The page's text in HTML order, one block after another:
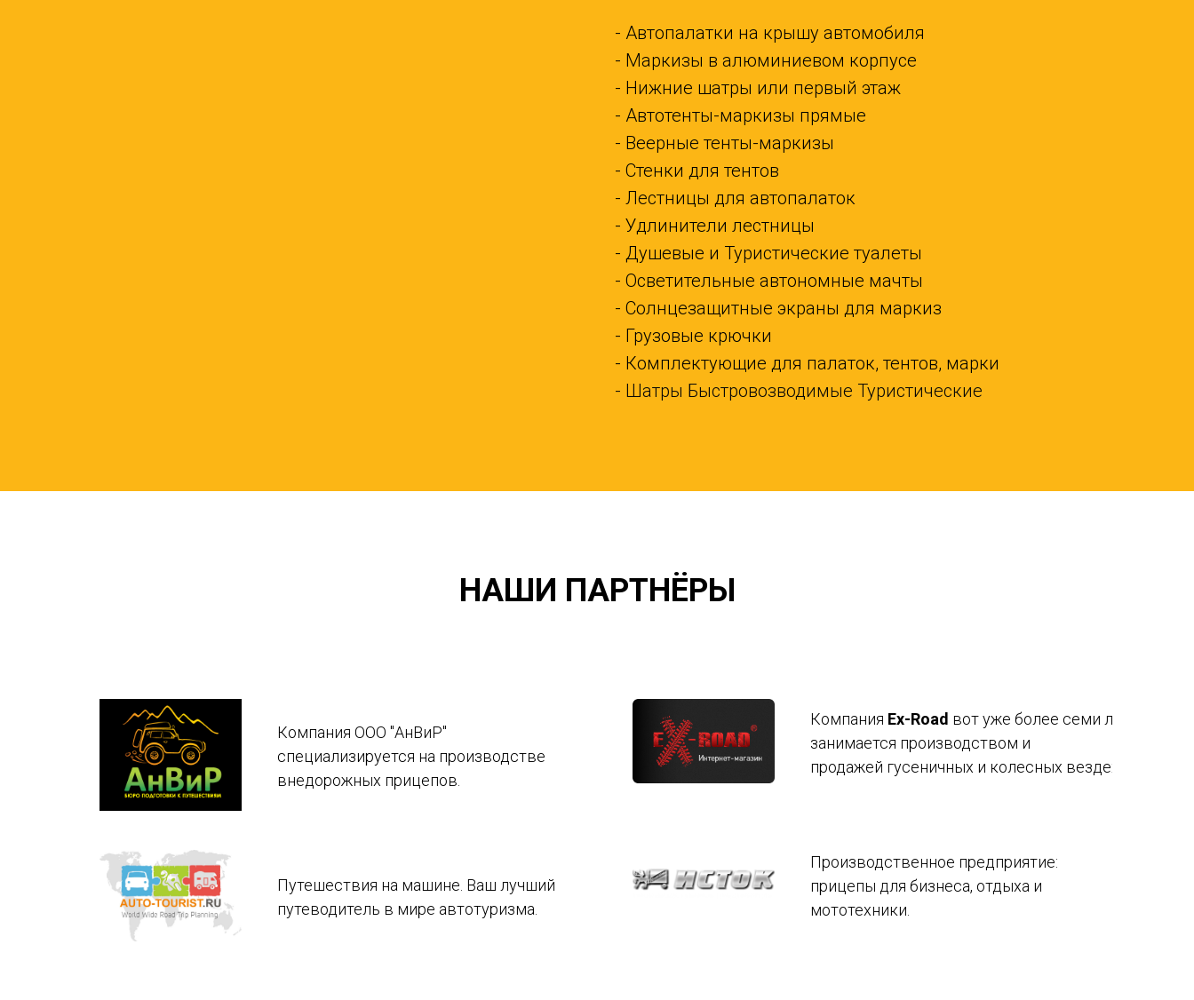
- Автопалатки на крышу автомобиля
- Маркизы в алюминиевом корпусе
- Нижние шатры или первый этаж
- Автотенты-маркизы прямые
- Веерные тенты-маркизы
- Стенки для тентов
- Лестницы для автопалаток
- Удлинители лестницы
- Душевые и Туристические туалеты
- Осветительные автономные мачты
- Солнцезащитные экраны для маркиз
- Грузовые крючки
- Комплектующие для палаток, тентов, марки
- Шатры Быстровозводимые Туристические
НАШИ ПАРТНЁРЫ
Компания ООО "АнВиР"
специализируется на производстве
внедорожных прицепов.
Компания Ex-Road вот уже более семи лет
занимается производством и
продажей гусеничных и колесных вездеходов.
Путешествия на машине. Ваш лучший
путеводитель в мире автотуризма.
Производственное предприятие:
прицепы для бизнеса, отдыха и
мототехники.